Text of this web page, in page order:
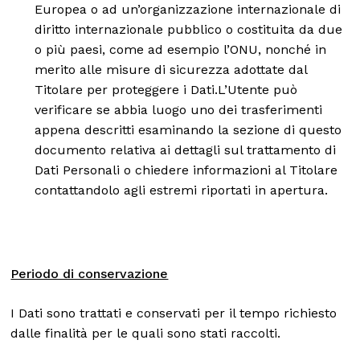
Europea o ad un’organizzazione internazionale di
diritto internazionale pubblico o costituita da due
o più paesi, come ad esempio l’ONU, nonché in
merito alle misure di sicurezza adottate dal
Titolare per proteggere i Dati.L’Utente può
verificare se abbia luogo uno dei trasferimenti
appena descritti esaminando la sezione di questo
documento relativa ai dettagli sul trattamento di
Dati Personali o chiedere informazioni al Titolare
contattandolo agli estremi riportati in apertura.
Periodo di conservazione
I Dati sono trattati e conservati per il tempo richiesto
dalle finalità per le quali sono stati raccolti.